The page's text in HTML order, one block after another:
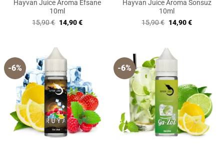
Hayvan Juice Aroma Efsane
10ml
15,90€ Ursprünglicher
Preis
14,90€Aktueller
Hayvan Juice Aroma Sonsuz
10ml
15,90€ Ursprünglicher
Preis
14,90€Aktueller
-6% -6%